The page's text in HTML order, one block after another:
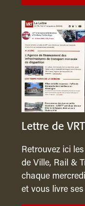
Lettre de VRT
Retrouvez ici
de Ville, Rail &
chaque
et vous livre